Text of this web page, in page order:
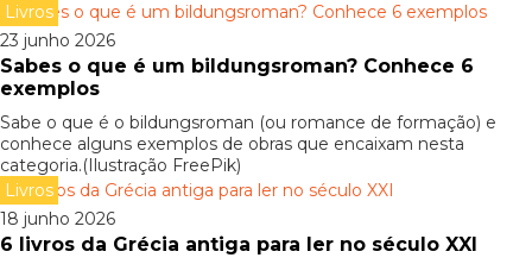
Livros
23 junho 2026
Sabes o que é um bildungsroman? Conhece 6
exemplos
Sabe o que é o bildungsroman (ou romance de formação) e
conhece alguns exemplos de obras que encaixam nesta
categoria.(Ilustração FreePik)
Livros
18 junho 2026
6 livros da Grécia antiga para ler no século XXI